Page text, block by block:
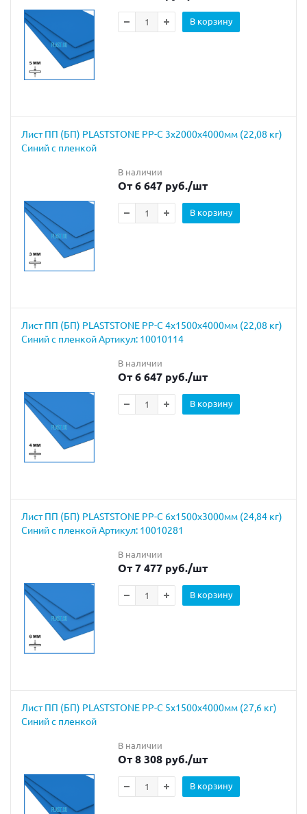
В корзину
Лист ПП (БП) PLASTSTONE PP-C 3х2000х4000мм (22,08 кг)
Синий с пленкой
В наличии
От 6 647 руб./шт
В корзину
Лист ПП (БП) PLASTSTONE PP-C 4х1500х4000мм (22,08 кг)
Синий с пленкой Артикул: 10010114
В наличии
От 6 647 руб./шт
В корзину
Лист ПП (БП) PLASTSTONE PP-C 6х1500х3000мм (24,84 кг)
Синий с пленкой Артикул: 10010281
В наличии
От 7 477 руб./шт
В корзину
Лист ПП (БП) PLASTSTONE PP-C 5х1500х4000мм (27,6 кг)
Синий с пленкой
В наличии
От 8 308 руб./шт
В корзину